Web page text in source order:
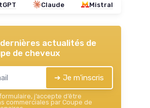
Claude Mistral
actualités de
de cheveux
➔ Je m'inscris
j’accepte d’être
commerciales par Coupe de